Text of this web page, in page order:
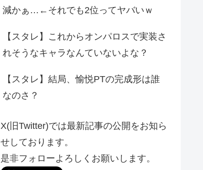
減かぁ…←それでも2位ってヤバいｗ
【スタレ】これからオンパロスで実装さ
れそうなキャラなんていないよな？
【スタレ】結局、愉悦PTの完成形は誰
なのさ？
X(旧Twitter)では最新記事の公開をお知ら
せしております。
是非フォローよろしくお願いします。